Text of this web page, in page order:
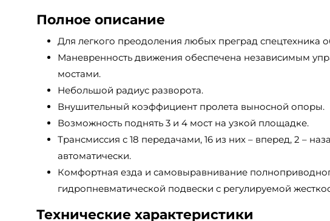
Полное описание
Для легкого преодоления любых преград
Маневренность движения обеспечена независимым
мостами.
Небольшой радиус разворота.
Внушительный коэффициент пролета выносной опоры.
Возможность поднять 3 и 4 мост на узкой площадке.
Трансмиссия с 18 передачами, 16 из них – вперед, 2 –
автоматически.
Комфортная езда и самовыравнивание
гидропневматической подвески с регулируемой
Технические характеристики